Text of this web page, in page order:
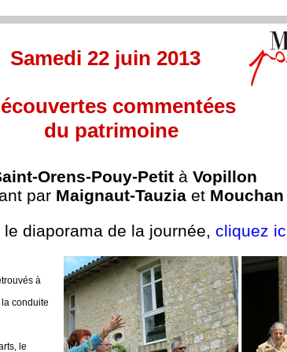
Samedi 22 juin 2013
commentées
du patrimoine
Orens-Pouy-Petità Vopillon
par Maignaut-Tauziaet Mouchan
le diaporama de la journée, cliquez
à
conduite
le